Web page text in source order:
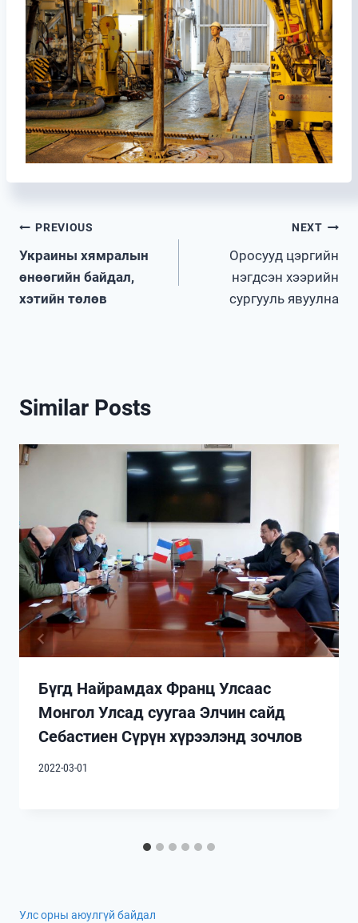
Post
navigation
PREVIOUS
Украины хямралын
өнөөгийн байдал,
хэтийн төлөв
NEXT
Оросууд цэргийн
нэгдсэн хээрийн
сургууль явуулна
Similar Posts
Бүгд Найрамдах Франц Улсаас
Монгол Улсад суугаа Элчин сайд
Себастиен Сүрүн хүрээлэнд зочлов
2022-03-01
Улс орны аюулгүй байдал